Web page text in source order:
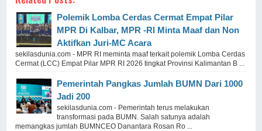
Polemik Lomba Cerdas Cermat Empat Pilar
MPR Di Kalbar, MPR -RI Minta Maaf dan Non
Aktifkan Juri-MC Acara
sekilasdunia.com - MPR RI meminta maaf terkait polemik Lomba Cerdas
Cermat (LCC) Empat Pilar MPR RI 2026 tingkat Provinsi Kalimantan B ...
Pemerintah Pangkas Jumlah BUMN Dari 1000
Jadi 200
sekilasdunia.com - Pemerintah terus melakukan
transformasi pada BUMN. Salah satunya adalah
memangkas jumlah BUMNCEO Danantara Rosan Ro ...